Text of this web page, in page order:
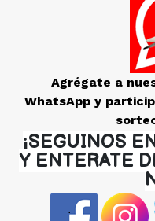
Agrégate a
WhatsApp y
¡SEGUINOS
Y ENTERATE